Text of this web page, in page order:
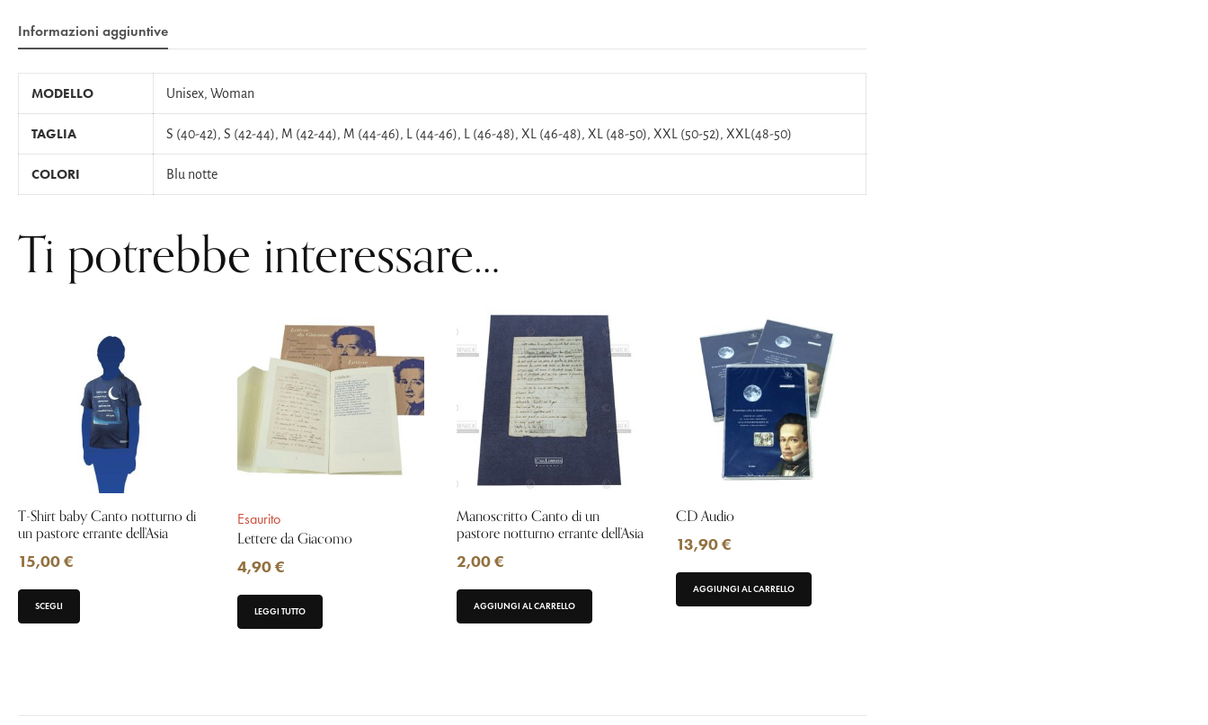
Informazioni aggiuntive
MODELLO Unisex, Woman
TAGLIA S (40-42), S (42-44), M (42-44), M (44-46), L (44-46), L (46-48), XL (46-48), XL (48-50), XXL (50-52), XXL(48-50)
COLORI Blu notte
Ti potrebbe interessare…
T-Shirt baby Canto notturno di
un pastore errante dell’Asia
15,00€
SCEGLI
Esaurito
Lettere da Giacomo
4,90€
LEGGI TUTTO
Manoscritto Canto di un
pastore notturno errante dell’Asia
2,00€
AGGIUNGI AL CARRELLO
CD Audio
13,90€
AGGIUNGI AL CARRELLO